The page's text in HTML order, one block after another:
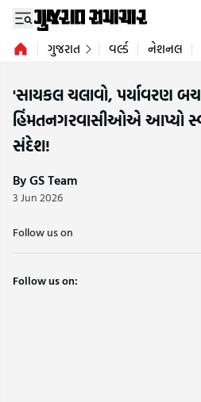
ગુજરાત વર્લ્ડ નેશનલ
'સાયકલ ચલાવો, પર્યાવરણ
હિંમતનગરવાસીઓએ આપ્યો
સંદેશ!
By GS Team
3 Jun 2026
Follow us on
Follow us on: